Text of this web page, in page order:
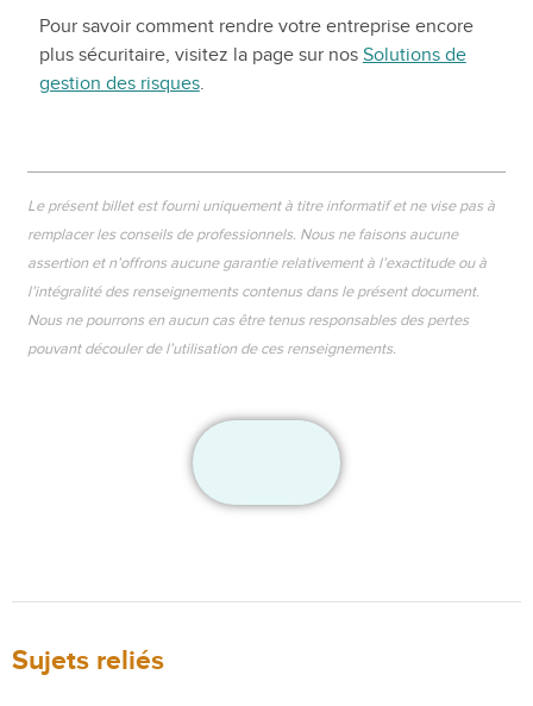
Pour savoir comment rendre votre entreprise encore
plus sécuritaire, visitez la page sur nos Solutions de
gestion des risques.
Le présent billet est fourni uniquement à titre informatif et ne vise pas à
remplacer les conseils de professionnels. Nous ne faisons aucune
assertion et n’offrons aucune garantie relativement à l’exactitude ou à
l’intégralité des renseignements contenus dans le présent document.
Nous ne pourrons en aucun cas être tenus responsables des pertes
pouvant découler de l’utilisation de ces renseignements.
Sujets reliés